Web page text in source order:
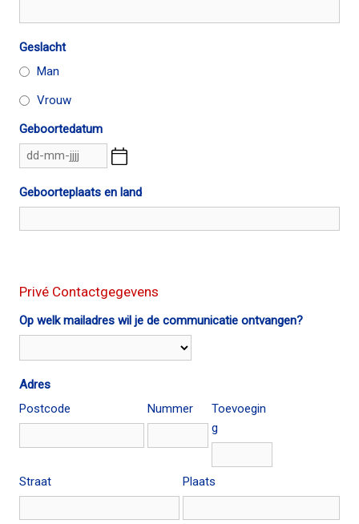
Geslacht
Man
Vrouw
Geboortedatum
Geboorteplaats en land
Privé Contactgegevens
Op welk mailadres wil je de communicatie ontvangen?
Adres
Postcode
Nummer
Toevoegin
g
Straat Plaats